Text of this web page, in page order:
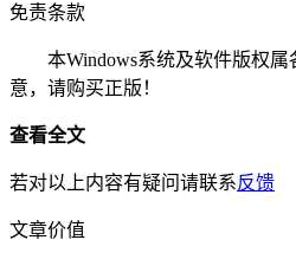
免责条款
本Windows系统及软件版权属
意，请购买正版！
查看全文
若对以上内容有疑问请联系反馈
文章价值